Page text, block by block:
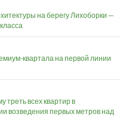
на берегу Лихоборки —
квартала на первой линии
треть всех квартир в
возведения первых метров над